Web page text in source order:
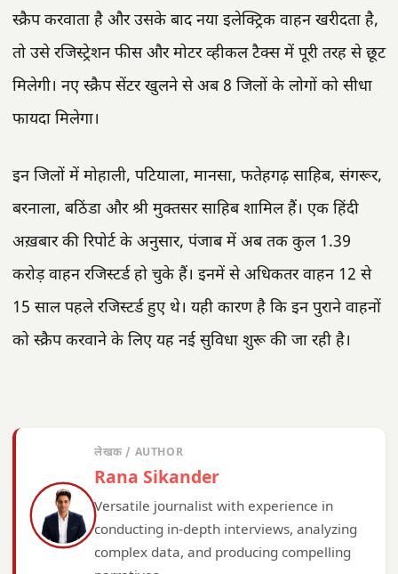
स्क्रैप करवाता है और उसके बाद नया इलेक्ट्रिक वाहन खरीदता है,
तो उसे रजिस्ट्रेशन फीस और मोटर व्हीकल टैक्स में पूरी तरह से छूट
मिलेगी। नए स्क्रैप सेंटर खुलने से अब 8 जिलों के लोगों को सीधा
फायदा मिलेगा।
इन जिलों में मोहाली, पटियाला, मानसा, फतेहगढ़ साहिब, संगरूर,
बरनाला, बठिंडा और श्री मुक्तसर साहिब शामिल हैं। एक हिंदी
अख़बार की रिपोर्ट के अनुसार, पंजाब में अब तक कुल 1.39
करोड़ वाहन रजिस्टर्ड हो चुके हैं। इनमें से अधिकतर वाहन 12 से
15 साल पहले रजिस्टर्ड हुए थे। यही कारण है कि इन पुराने वाहनों
को स्क्रैप करवाने के लिए यह नई सुविधा शुरू की जा रही है।
लेखक / AUTHOR
Rana Sikander
Versatile journalist with experience in
conducting in-depth interviews, analyzing
complex data, and producing compelling